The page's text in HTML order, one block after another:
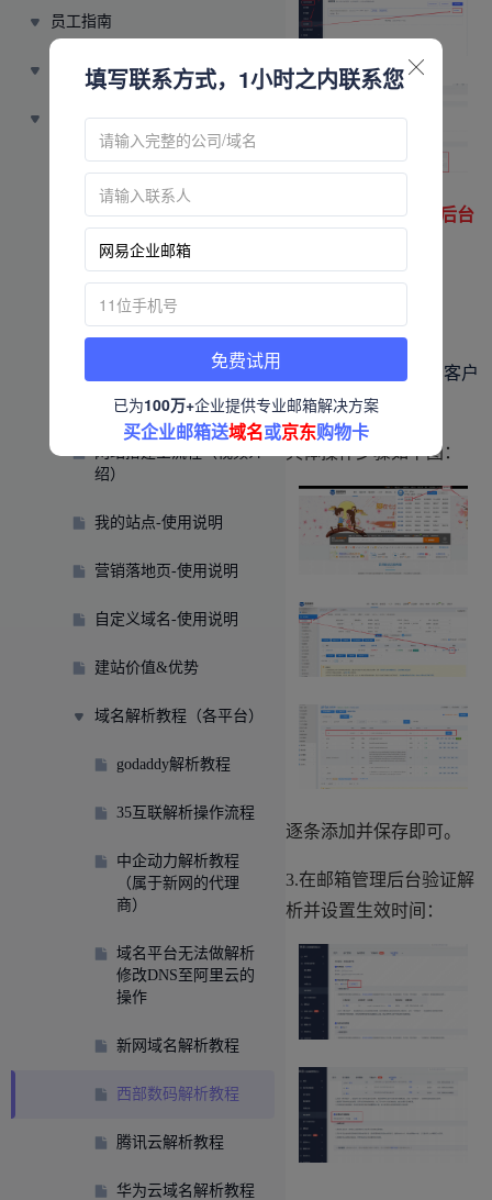
员工指南
大师指南
资源中心
建站-使用手册
品牌建设价值和操作讲解
品牌建设介绍（视频介
绍）
AI建站（视频介绍）
手把手教你搭建外贸网站
（入门详细攻略）
网站搭建全流程（视频介
绍）
我的站点-使用说明
营销落地页-使用说明
自定义域名-使用说明
建站价值&优势
域名解析教程（各平台）
godaddy解析教程
35互联解析操作流程
中企动力解析教程
（属于新网的代理
商）
域名平台无法做解析
修改DNS至阿里云的
操作
新网域名解析教程
西部数码解析教程
腾讯云解析教程
华为云域名解析教程
2.需要登录西部数码后台
https://www.west.cn/
账号和密码需要联系客户
索要
具体操作步骤如下图：
逐条添加并保存即可。
3.在邮箱管理后台验证解
析并设置生效时间：
填写联系方式，1小时之内联系您
免费试用
已为100万+企业提供专业邮箱解决方案
买企业邮箱送域名或京东购物卡